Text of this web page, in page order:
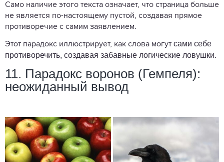
Само наличие этого текста означает, что страница больше
не является по-настоящему пустой, создавая прямое
противоречие с самим заявлением.
Этот парадокс иллюстрирует, как слова могут сами себе
противоречить, создавая забавные логические ловушки.
11. Парадокс воронов (Гемпеля):
неожиданный вывод